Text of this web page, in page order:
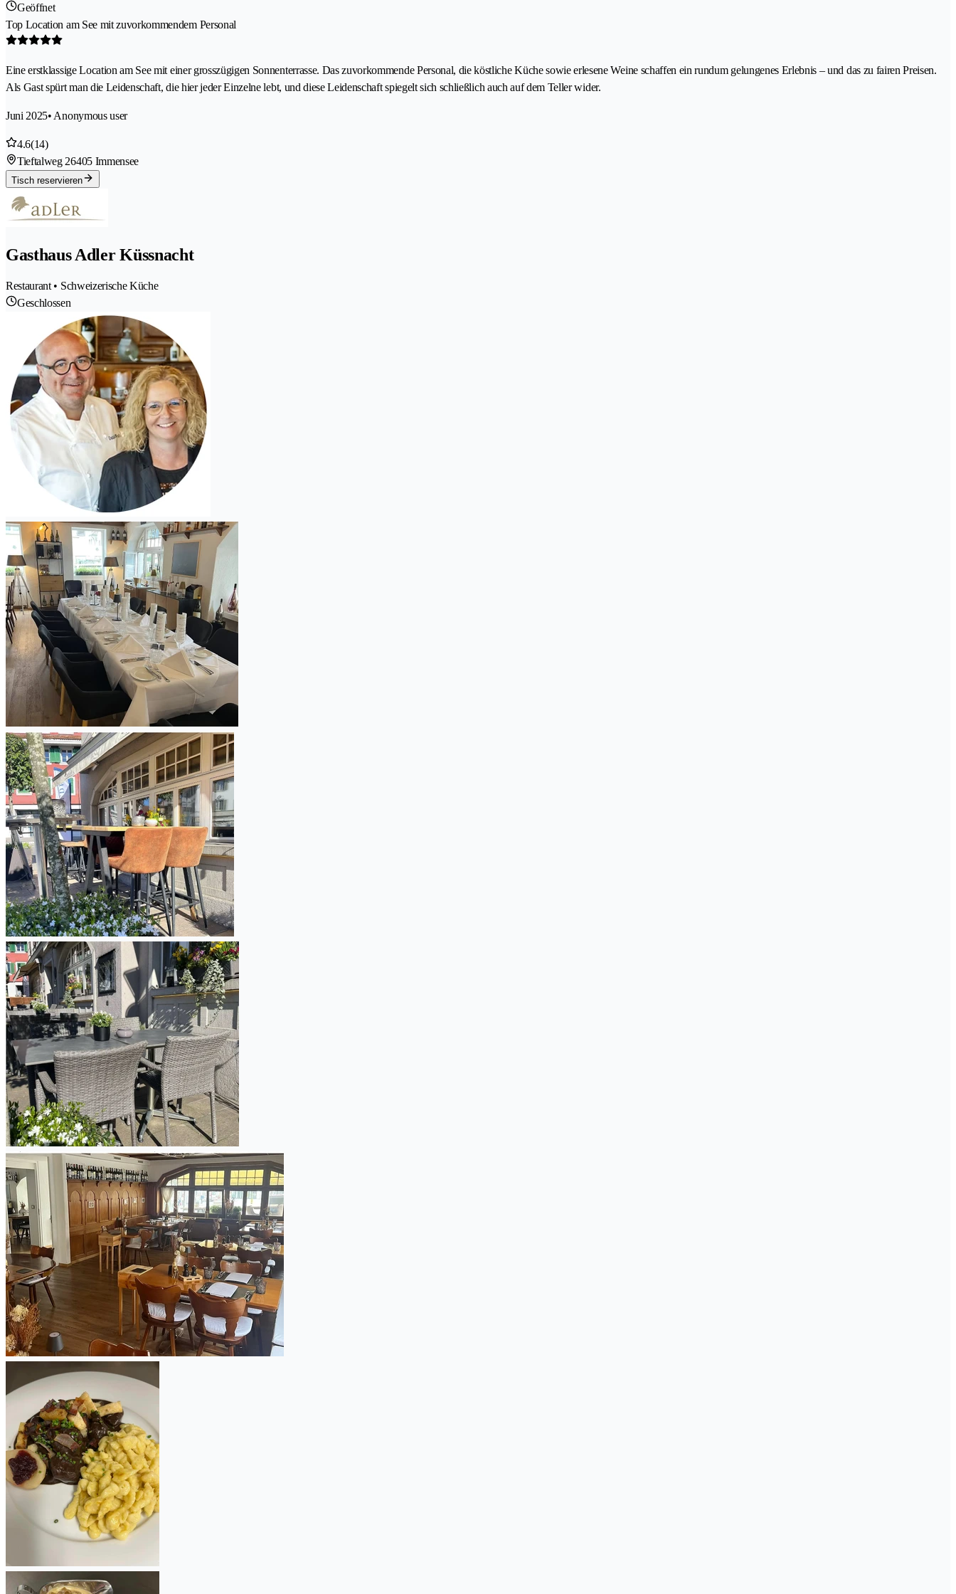
Geöffnet
Top Location am See mit zuvorkommendem Personal
Eine erstklassige Location am See mit einer grosszügigen Sonnenterrasse. Das zuvorkommende Personal, die köstliche Küche sowie erlesene Weine schaffen ein rundum gelungenes Erlebnis – und das zu fairen Preisen.
Als Gast spürt man die Leidenschaft, die hier jeder Einzelne lebt, und diese Leidenschaft spiegelt sich schließlich auch auf dem Teller wider.
Juni 2025• Anonymous user
4.6(14)
Tieftalweg 26405 Immensee
Tisch reservieren
Gasthaus Adler Küssnacht
Restaurant • Schweizerische Küche
Geschlossen